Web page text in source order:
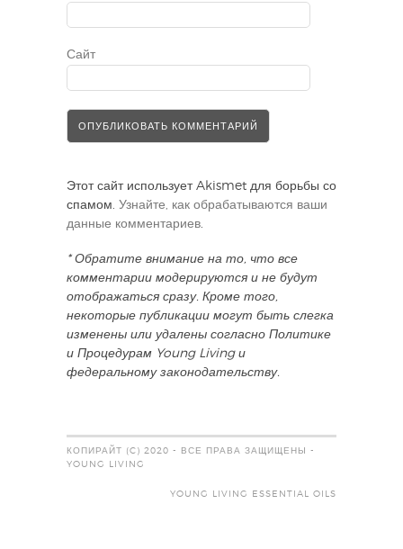
Сайт
Этот сайт использует Akismet для борьбы со
спамом. Узнайте, как обрабатываются ваши
данные комментариев.
* Обратите внимание на то, что все
комментарии модерируются и не будут
отображаться сразу. Кроме того,
некоторые публикации могут быть слегка
изменены или удалены согласно Политике
и Процедурам Young Living и
федеральному законодательству.
КОПИРАЙТ (C) 2020 - ВСЕ ПРАВА ЗАЩИЩЕНЫ -
YOUNG LIVING
YOUNG LIVING ESSENTIAL OILS